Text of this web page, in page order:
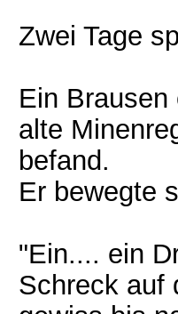
Zwei Tage
Ein
alte
befand.
Er bewegte
"Ein.... ein
Schreck auf